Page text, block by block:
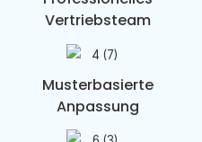
Vertriebsteam
Musterbasierte
Anpassung